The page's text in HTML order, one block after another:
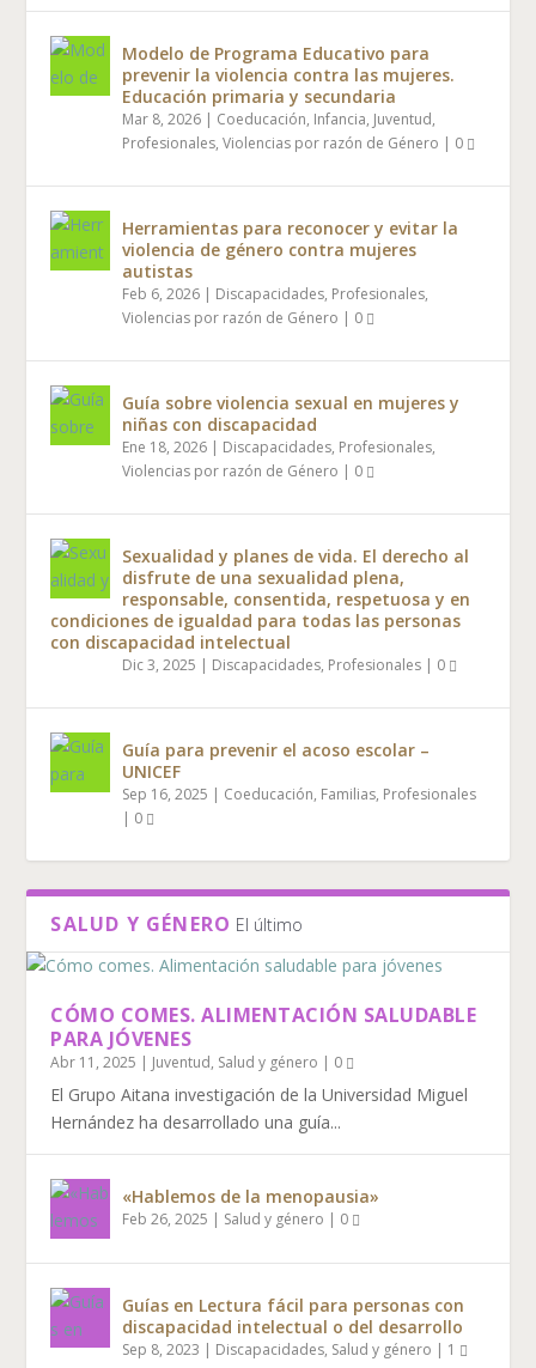
Modelo de Programa Educativo para
prevenir la violencia contra las mujeres.
Educación primaria y secundaria
Mar 8, 2026 | Coeducación, Infancia, Juventud,
Profesionales,Violencias por razón de Género | 0
Herramientas para reconocer y evitar la
violencia de género contra mujeres
autistas
Feb 6, 2026 | Discapacidades, Profesionales,
Violencias por razón de Género | 0
Guía sobre violencia sexual en mujeres y
niñas con discapacidad
Ene 18, 2026 | Discapacidades, Profesionales,
Violencias por razón de Género | 0
Sexualidad y planes de vida. El derecho al
disfrute de una sexualidad plena,
responsable, consentida, respetuosa y en
condiciones de igualdad para todas las personas
con discapacidad intelectual
Dic 3, 2025 | Discapacidades, Profesionales | 0
Guía para prevenir el acoso escolar –
UNICEF
Sep 16, 2025 | Coeducación, Familias, Profesionales
| 0
SALUD Y GÉNERO El último
CÓMO COMES. ALIMENTACIÓN SALUDABLE
PARA JÓVENES
Abr 11, 2025 | Juventud, Salud y género | 0
El Grupo Aitana investigación de la Universidad Miguel
Hernández ha desarrollado una guía...
«Hablemos de la menopausia»
Feb 26, 2025 | Salud y género | 0
Guías en Lectura fácil para personas con
discapacidad intelectual o del desarrollo
Sep 8, 2023 | Discapacidades, Salud y género | 1